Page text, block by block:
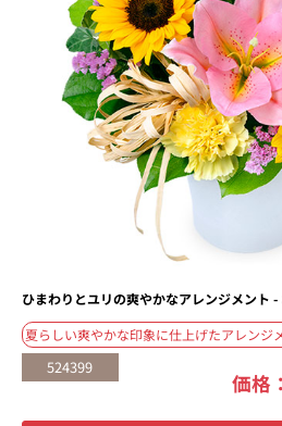
ひまわりとユリの爽やかなアレンジメント -
夏らしい爽やかな印象に仕上げたアレンジ
524399
価格：